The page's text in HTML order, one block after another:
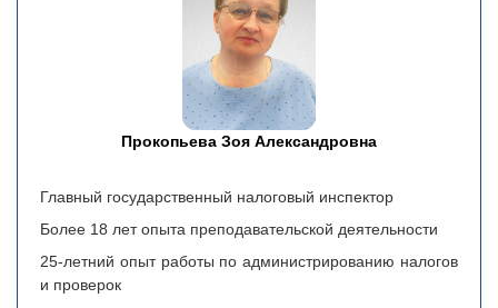
Прокопьева Зоя Александровна
Главный государственный налоговый инспектор
Более 18 лет опыта преподавательской деятельности
25-летний опыт работы по администрированию налогов
и проверок